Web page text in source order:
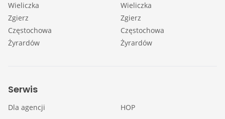
Wieliczka
Zgierz
Częstochowa
Żyrardów
Wieliczka
Zgierz
Częstochowa
Żyrardów
Serwis
Dla agencji HOP